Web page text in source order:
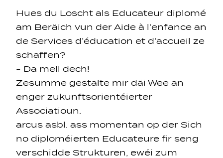
Navigation secondarie
Sozial Netzwierker
Navigation pied de page
Hues du Loscht als Educateur diplomé
am Beräich vun der Aide à l’enfance an
de Services d’éducation et d’accueil ze
schaffen?
- Da mell dech!
Zesumme gestalte mir däi Wee an
enger zukunftsorientéierter
Associatioun.
arcus asbl. ass momentan op der Sich
no diploméierten Educateure fir seng
verschidde Strukturen, ewéi zum